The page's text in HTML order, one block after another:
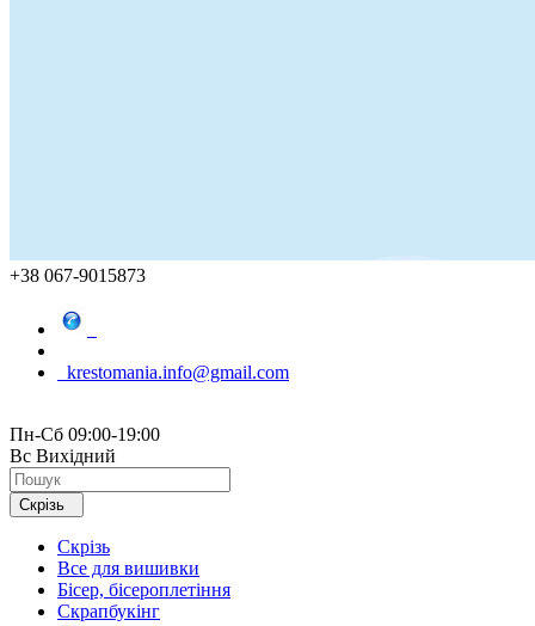
+38 067-9015873
krestomania.info@gmail.com
Пн-Сб 09:00-19:00
Вс Вихідний
Скрізь
Скрізь
Все для вишивки
Бісер, бісероплетіння
Скрапбукінг